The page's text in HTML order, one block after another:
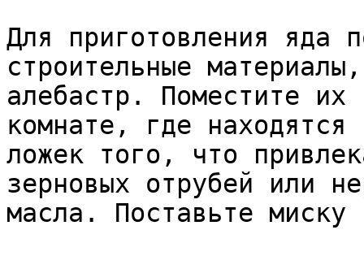
Для приготовления яда
строительные
алебастр. Поместите
комнате, где находятся
ложек того, что
зерновых отрубей или
масла. Поставьте